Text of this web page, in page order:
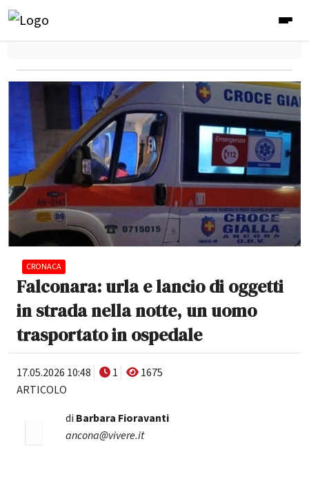
CRONACA
Falconara: urla e lancio di oggetti
in strada nella notte, un uomo
trasportato in ospedale
17.05.2026 10:48 1
1675
ARTICOLO
di Barbara Fioravanti
ancona@vivere.it